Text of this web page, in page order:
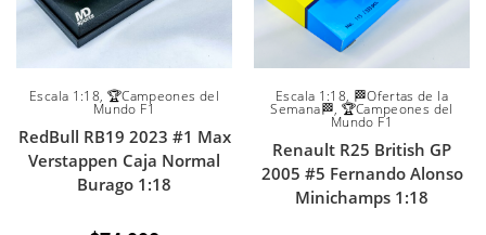
Escala 1:18, 🏆Campeones del
Mundo F1
RedBull RB19 2023 #1 Max
Verstappen Caja Normal
Burago 1:18
Escala 1:18, 🏁Ofertas de la
Semana🏁, 🏆Campeones del
Mundo F1
Renault R25 British GP
2005 #5 Fernando Alonso
Minichamps 1:18